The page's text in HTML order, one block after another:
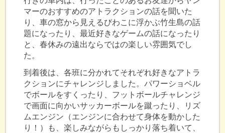
マーのおすすめのアトラクションの話を聞いた
り、車の窓から見えるびわこに浮かぶ竹生島の話
題になったり、最近好きなゲームの話になったり
と、春休みの遠出ならではの楽しい雰囲気でし
た。
到着後は、各班に分かれてそれぞれ好きなアトラ
クションにチャレンジしました。パワーショベル
でボールをすくったり、フットボールチャレンジ
で画面に向かいサッカーボールを蹴ったり、リズ
ムエンジン（エンジンに合わせて身体を動かした
り！）も、楽しみながらもしっかり落ち着いて、